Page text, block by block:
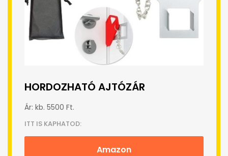
HORDOZHATÓ AJTÓZÁR
Ár: kb. 5500 Ft.
ITT IS KAPHATOD:
Amazon